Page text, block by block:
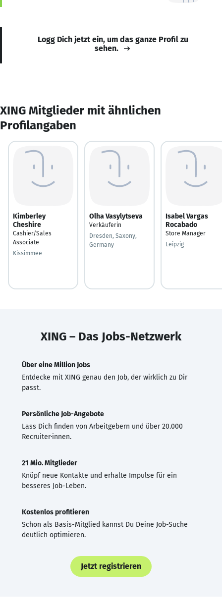
Logg Dich jetzt ein, um das ganze Profil zu
sehen.
XING Mitglieder mit ähnlichen
Profilangaben
Kimberley
Cheshire
Cashier/Sales
Associate
Kissimmee
Olha Vasylytseva
Verkäuferin
Dresden, Saxony,
Germany
Isabel Vargas
Rocabado
Store Manager
Leipzig
XING – Das Jobs-Netzwerk
Über eine Million Jobs
Entdecke mit XING genau den Job, der wirklich zu Dir
passt.
Persönliche Job-Angebote
Lass Dich finden von Arbeitgebern und über 20.000
Recruiter·innen.
21 Mio. Mitglieder
Knüpf neue Kontakte und erhalte Impulse für ein
besseres Job-Leben.
Kostenlos profitieren
Schon als Basis-Mitglied kannst Du Deine Job-Suche
deutlich optimieren.
Jetzt registrieren